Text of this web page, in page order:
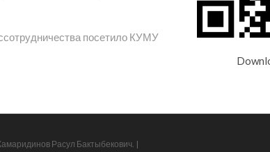
посетило КУМУ
Расул Бактыбекович. |